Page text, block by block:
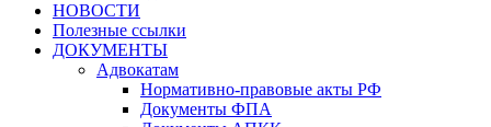
НОВОСТИ
Полезные ссылки
ДОКУМЕНТЫ
Адвокатам
Нормативно-правовые акты РФ
Документы ФПА